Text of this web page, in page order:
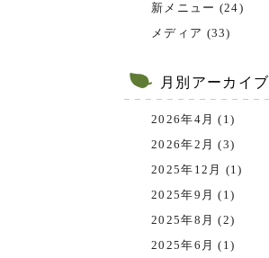
新メニュー (24)
メディア (33)
月別アーカイブ
2026年4月 (1)
2026年2月 (3)
2025年12月 (1)
2025年9月 (1)
2025年8月 (2)
2025年6月 (1)